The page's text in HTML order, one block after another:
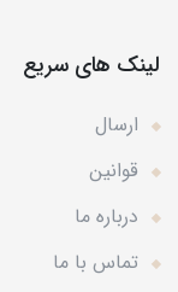
لینک های سریع
ارسال
قوانین
درباره ما
تماس با ما